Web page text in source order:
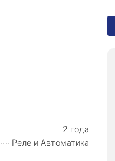
2 года
Реле и Автоматика